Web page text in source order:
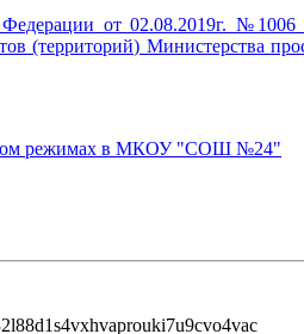
Федерации от 02.08.2019г.
(территорий) Министерства
режимах в МКОУ "СОШ №24"